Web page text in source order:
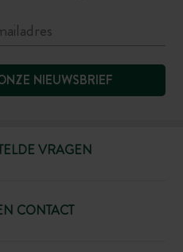
NIEUWSBRIEF
VRAGEN
CONTACT